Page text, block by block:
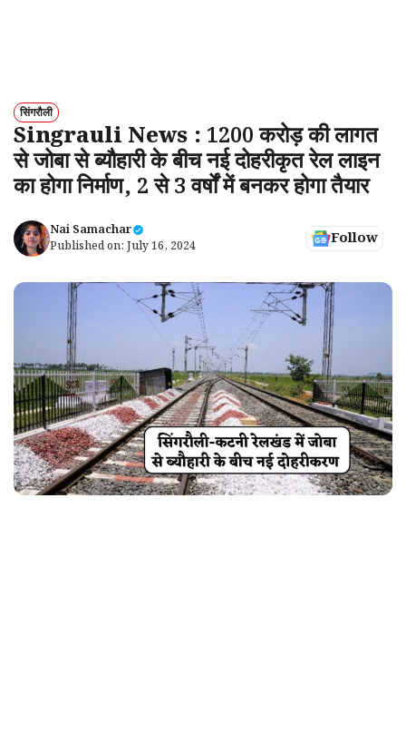
सिंगरौली
Singrauli News : 1200 करोड़ की लागत
से जोबा से ब्यौहारी के बीच नई दोहरीकृत रेल लाइन
का होगा निर्माण, 2 से 3 वर्षों में बनकर होगा तैयार
Nai Samachar
Published on: July 16, 2024 Follow